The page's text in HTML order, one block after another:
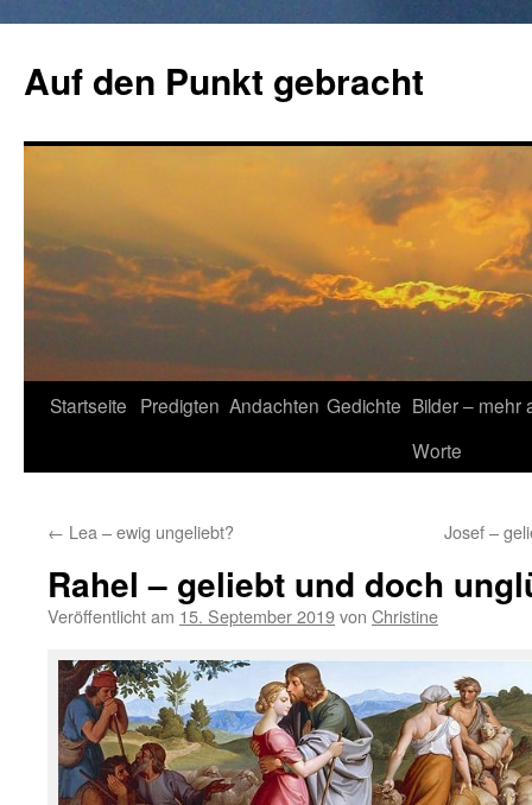
springen
Auf den Punkt gebracht
Startseite Predigten Andachten Gedichte Bilder – mehr
Worte
← Lea – ewig ungeliebt? Josef –
Rahel – geliebt und doch
Veröffentlicht am 15. September 2019von Christine